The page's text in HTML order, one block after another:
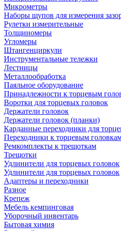
Микрометры
Наборы щупов для измерения
Рулетки измерительные
Толщиномеры
Угломеры
Штангенциркули
Инструментальные тележки
Лестницы
Металлообработка
Паяльное оборудование
Принадлежности к торцевым
Воротки для торцевых головок
Держатели головок
Держатели головок (планки)
Карданные переходники для
Переходники к торцевым
Ремкомплекты к трещоткам
Трещотки
Удлинители для торцевых головок
Удлинители для торцевых головок
Адаптеры и переходники
Разное
Крепеж
Мебель кемпинговая
Уборочный инвентарь
Бытовая химия